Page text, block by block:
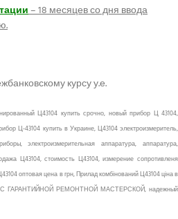
– 18 месяцев со дня ввода
курсу у.е.
Ц43104 купить срочно, новый прибор Ц 43104,
Ц-43104 купить в Украине, Ц43104 электроизмеритель,
электроизмерительная аппаратура, аппаратура,
Ц43104, стоимость Ц43104, измерение сопротивленя
оптовая цена в грн, Прилад комбінований Ц43104 ціна в
ГАРАНТИЙНОЙ РЕМОНТНОЙ МАСТЕРСКОЙ, надежный